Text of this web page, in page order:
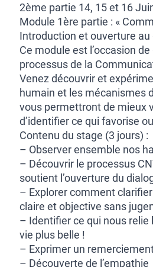
2ème partie 14, 15 et 16
Module 1ère partie : «
Introduction et ouverture au
Ce module est l’occasion
processus de la
Venez découvrir et
humain et les mécanismes
vous permettront de mieux
d’identifier ce qui favorise
Contenu du stage (3 jours) :
– Observer ensemble nos
– Découvrir le processus
soutient l’ouverture du
– Explorer comment
claire et objective sans
– Identifier ce qui nous
vie plus belle !
– Exprimer un
– Découverte de l’empathie